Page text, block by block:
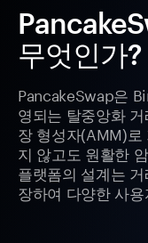
무엇인가?
PancakeSwap은
영되는 탈중앙화
장 형성자(AMM)
지 않고도 원활한
플랫폼의 설계는
장하여 다양한 사